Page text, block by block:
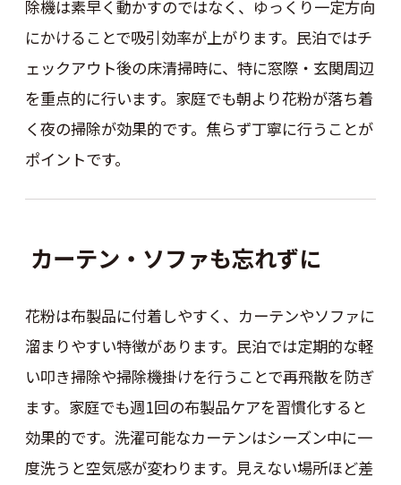
除機は素早く動かすのではなく、ゆっくり一定方向
にかけることで吸引効率が上がります。民泊ではチ
ェックアウト後の床清掃時に、特に窓際・玄関周辺
を重点的に行います。家庭でも朝より花粉が落ち着
く夜の掃除が効果的です。焦らず丁寧に行うことが
ポイントです。
カーテン・ソファも忘れずに
花粉は布製品に付着しやすく、カーテンやソファに
溜まりやすい特徴があります。民泊では定期的な軽
い叩き掃除や掃除機掛けを行うことで再飛散を防ぎ
ます。家庭でも週1回の布製品ケアを習慣化すると
効果的です。洗濯可能なカーテンはシーズン中に一
度洗うと空気感が変わります。見えない場所ほど差